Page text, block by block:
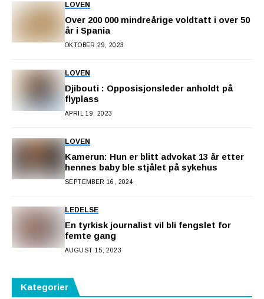
LOVEN
Over 200 000 mindreårige voldtatt i over 50
år i Spania
OKTOBER 29, 2023
LOVEN
Djibouti : Opposisjonsleder anholdt på
flyplass
APRIL 19, 2023
LOVEN
Kamerun: Hun er blitt advokat 13 år etter
hennes baby ble stjålet på sykehus
SEPTEMBER 16, 2024
LEDELSE
En tyrkisk journalist vil bli fengslet for
femte gang
AUGUST 15, 2023
Kategorier